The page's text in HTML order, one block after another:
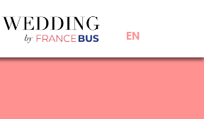
EN